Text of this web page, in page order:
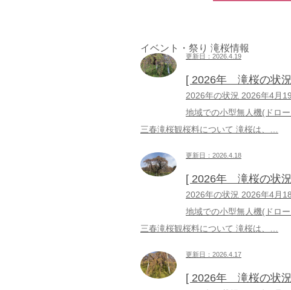
イベント・祭り 滝桜情報
更新日：2026.4.19
[ 2026年 滝桜の状
2026年の状況 2026年4月
地域での小型無人機(ドロ
三春滝桜観桜料について 滝桜は、…
更新日：2026.4.18
[ 2026年 滝桜の状
2026年の状況 2026年4月
地域での小型無人機(ドロ
三春滝桜観桜料について 滝桜は、…
更新日：2026.4.17
[ 2026年 滝桜の状